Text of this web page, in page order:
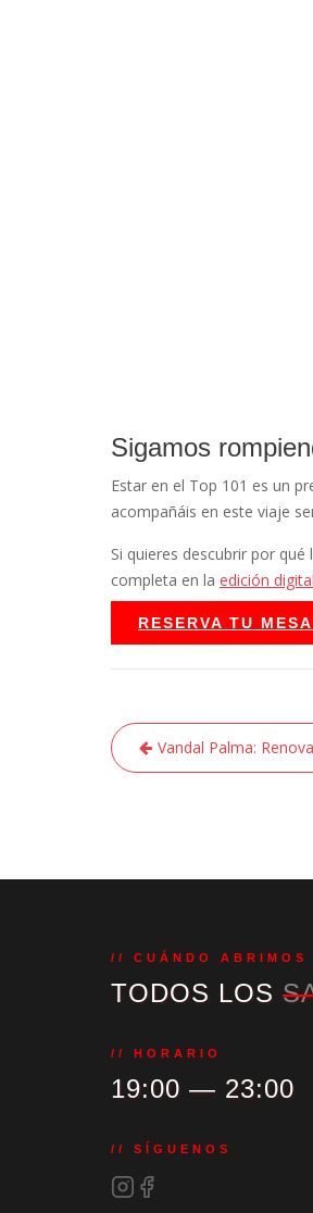
Sigamos
Estar en el Top 101 es un
acompañáis en este viaje
Si quieres descubrir por
completa en la edición
RESERVA TU
Navegación
de
Vandal Palma:
// CUÁNDO ABRIMOS
TODOS LOS
// HORARIO
19:00 — 23:00
// SÍGUENOS